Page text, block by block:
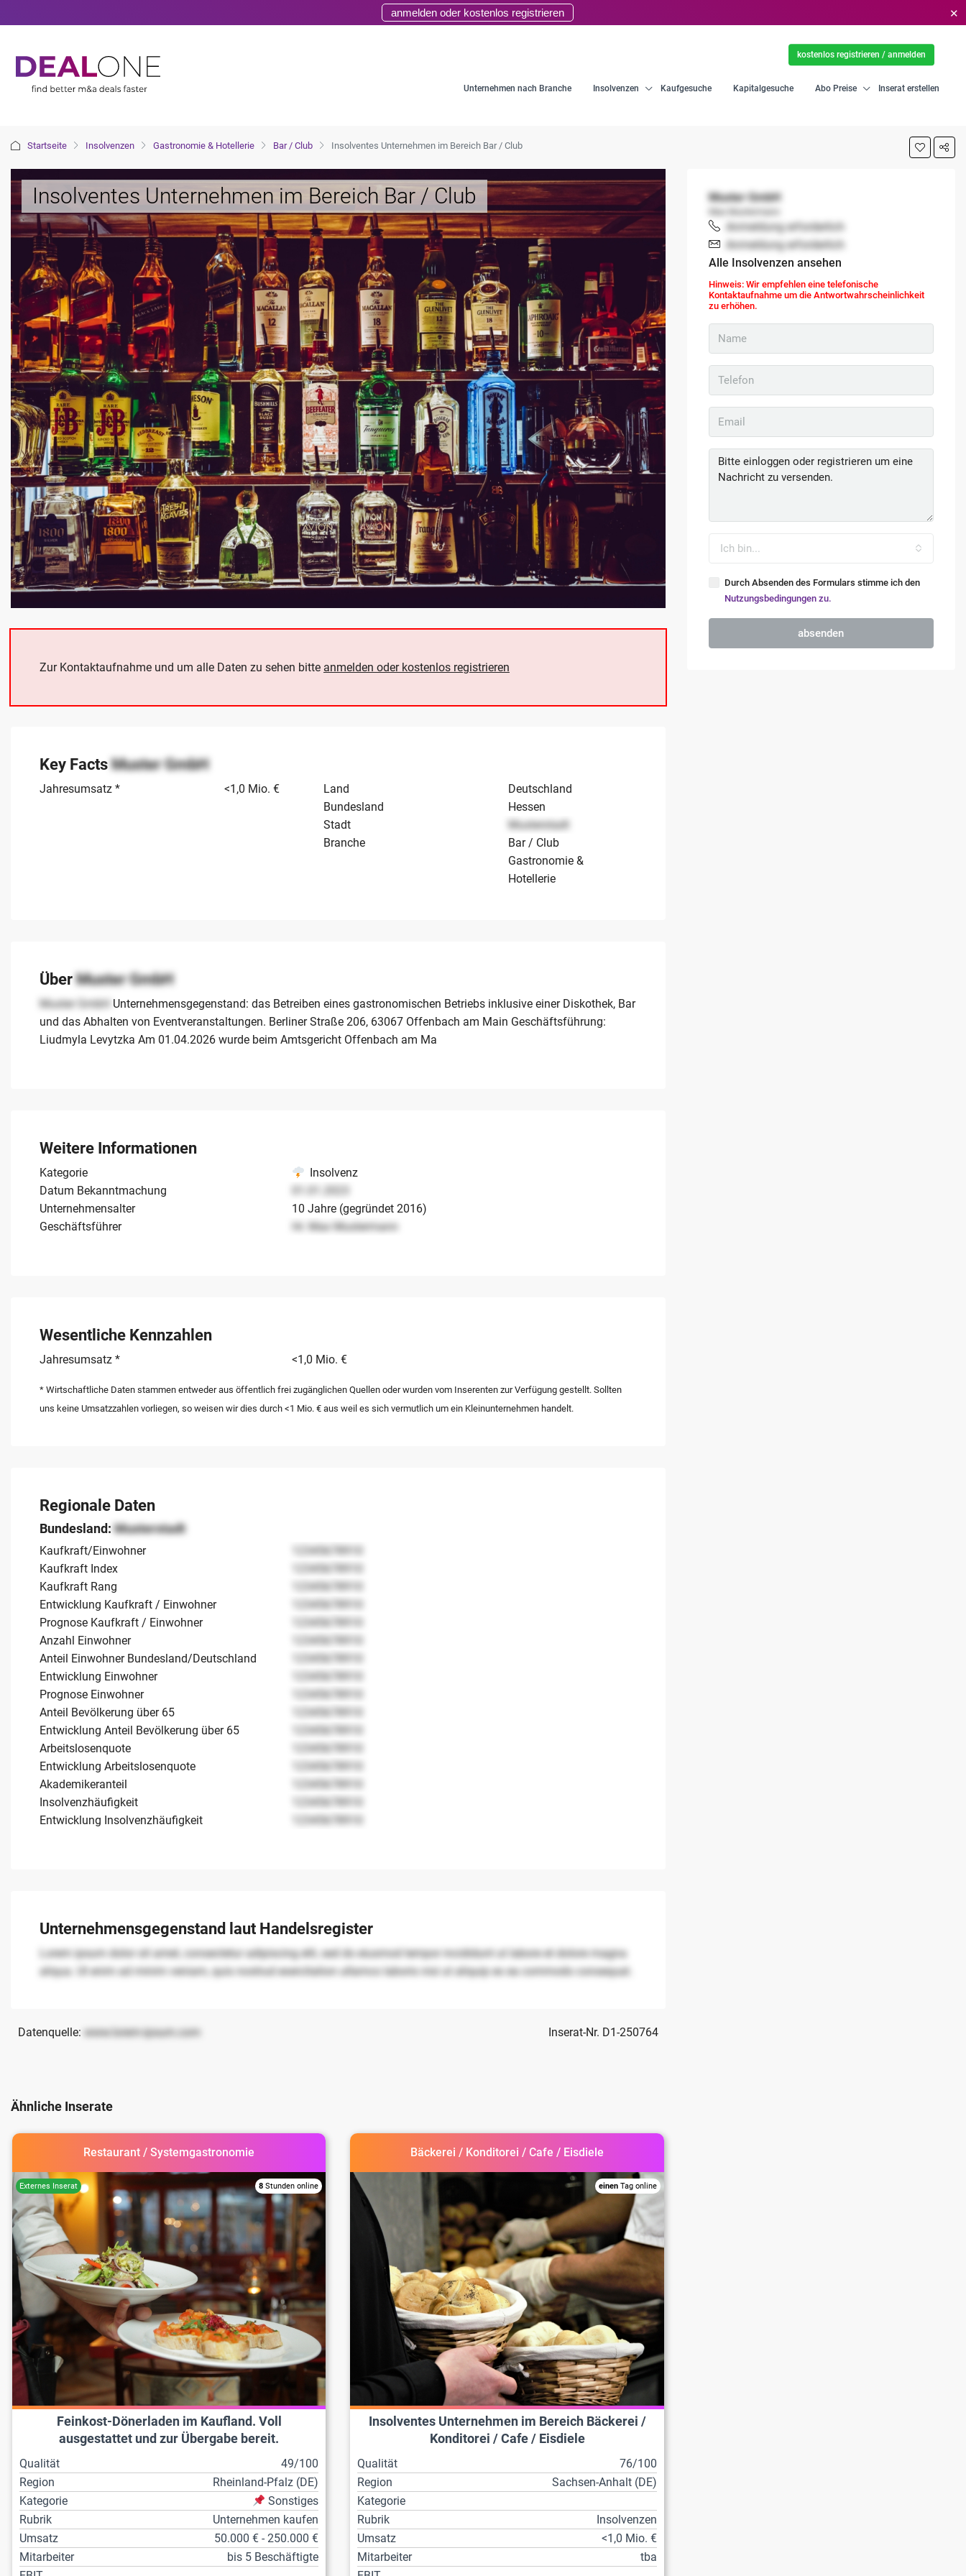
anmelden oder kostenlos registrieren ✕
Unternehmen nach Branche Insolvenzen Kaufgesuche Kapitalgesuche Abo Preise Inserat erstellen
kostenlos registrieren / anmelden
Startseite Insolvenzen Gastronomie & Hotellerie Bar / Club Insolventes Unternehmen im Bereich Bar / Club
Insolventes Unternehmen im Bereich Bar / Club
Zur Kontaktaufnahme und um alle Daten zu sehen bitte anmelden oder kostenlos registrieren
Key FactsMuster GmbH
Jahresumsatz * <1,0 Mio. € Land
Deutschland
Bundesland
Hessen
Stadt
Musterstadt
Branche
Bar / Club
Gastronomie &
Hotellerie
ÜberMuster GmbH
Muster GmbH Unternehmensgegenstand: das Betreiben eines gastronomischen Betriebs inklusive einer Diskothek, Bar
und das Abhalten von Eventveranstaltungen. Berliner Straße 206, 63067 Offenbach am Main Geschäftsführung:
Liudmyla Levytzka Am 01.04.2026 wurde beim Amtsgericht Offenbach am Ma
Weitere Informationen
Kategorie
Insolvenz
Datum Bekanntmachung
Unternehmensalter
10 Jahre (gegründet 2016)
Geschäftsführer
Hr. Max Mustermann
Wesentliche Kennzahlen
Jahresumsatz * <1,0 Mio. €
* Wirtschaftliche Daten stammen entweder aus öffentlich frei zugänglichen Quellen oder wurden vom Inserenten zur Verfügung gestellt. Sollten
uns keine Umsatzzahlen vorliegen, so weisen wir dies durch <1 Mio. € aus weil es sich vermutlich um ein Kleinunternehmen handelt.
Regionale Daten
Bundesland: Musterstadt
Kaufkraft/Einwohner
12345678910
Kaufkraft Index
12345678910
Kaufkraft Rang
12345678910
Entwicklung Kaufkraft / Einwohner
12345678910
Prognose Kaufkraft / Einwohner
12345678910
Anzahl Einwohner
12345678910
Anteil Einwohner Bundesland/Deutschland
12345678910
Entwicklung Einwohner
12345678910
Prognose Einwohner
12345678910
Anteil Bevölkerung über 65
12345678910
Entwicklung Anteil Bevölkerung über 65
12345678910
Arbeitslosenquote
12345678910
Entwicklung Arbeitslosenquote
12345678910
Akademikeranteil
12345678910
Insolvenzhäufigkeit
12345678910
Entwicklung Insolvenzhäufigkeit
12345678910
Unternehmensgegenstand laut Handelsregister
Lorem ipsum dolor sit amet, consectetur adipiscing elit, sed do eiusmod tempor incididunt ut labore et dolore magna
aliqua. Ut enim ad minim veniam, quis nostrud exercitation ullamco laboris nisi ut aliquip ex ea commodo consequat.
Datenquelle: www.lorem-ipsum.com Inserat-Nr. D1-250764
Ähnliche Inserate
Restaurant / Systemgastronomie
8 Stunden online
Feinkost-Dönerladen im Kaufland. Voll
ausgestattet und zur Übergabe bereit.
Qualität
49/100
Region
Rheinland-Pfalz (DE)
Kategorie
Sonstiges
Rubrik
Unternehmen kaufen
Umsatz
50.000 € - 250.000 €
Mitarbeiter
bis 5 Beschäftigte
Bäckerei / Konditorei / Cafe / Eisdiele
einenTag online
Insolventes Unternehmen im Bereich Bäckerei /
Konditorei / Cafe / Eisdiele
Qualität
76/100
Region
Sachsen-Anhalt (DE)
Kategorie
Rubrik
Insolvenzen
Umsatz
<1,0 Mio. €
Mitarbeiter
tba
Muster GmbH
Anmeldung erforderlich
Anmeldung erforderlich
Alle Insolvenzen ansehen
Hinweis: Wir empfehlen eine telefonische
Kontaktaufnahme um die Antwortwahrscheinlichkeit
zu erhöhen.
Ich bin...
Durch Absenden des Formulars stimme ich den
Nutzungsbedingungen zu.
absenden